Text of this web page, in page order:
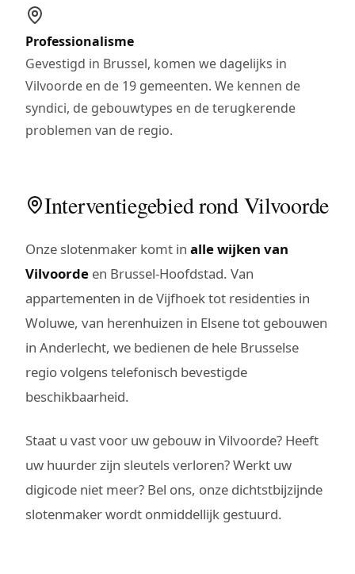
Professionalisme
Gevestigd in Brussel, komen we dagelijks in
Vilvoorde en de 19 gemeenten. We kennen de
syndici, de gebouwtypes en de terugkerende
problemen van de regio.
Interventiegebied rond Vilvoorde
Onze slotenmaker komt in alle wijken van
Vilvoorde en Brussel-Hoofdstad. Van
appartementen in de Vijfhoek tot residenties in
Woluwe, van herenhuizen in Elsene tot gebouwen
in Anderlecht, we bedienen de hele Brusselse
regio volgens telefonisch bevestigde
beschikbaarheid.
Staat u vast voor uw gebouw in Vilvoorde? Heeft
uw huurder zijn sleutels verloren? Werkt uw
digicode niet meer? Bel ons, onze dichtstbijzijnde
slotenmaker wordt onmiddellijk gestuurd.